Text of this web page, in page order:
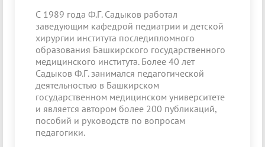
С 1989 года Ф.Г. Садыков работал
заведующим кафедрой педиатрии и детской
хирургии института последипломного
образования Башкирского государственного
медицинского института. Более 40 лет
Садыков Ф.Г. занимался педагогической
деятельностью в Башкирском
государственном медицинском университете
и является автором более 200 публикаций,
пособий и руководств по вопросам
педагогики.